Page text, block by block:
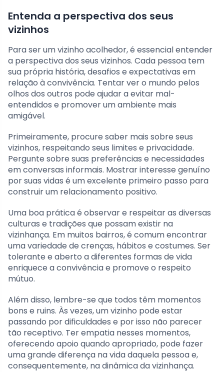
Entenda a perspectiva dos seus
vizinhos
Para ser um vizinho acolhedor, é essencial entender
a perspectiva dos seus vizinhos. Cada pessoa tem
sua própria história, desafios e expectativas em
relação à convivência. Tentar ver o mundo pelos
olhos dos outros pode ajudar a evitar mal-
entendidos e promover um ambiente mais
amigável.
Primeiramente, procure saber mais sobre seus
vizinhos, respeitando seus limites e privacidade.
Pergunte sobre suas preferências e necessidades
em conversas informais. Mostrar interesse genuíno
por suas vidas é um excelente primeiro passo para
construir um relacionamento positivo.
Uma boa prática é observar e respeitar as diversas
culturas e tradições que possam existir na
vizinhança. Em muitos bairros, é comum encontrar
uma variedade de crenças, hábitos e costumes. Ser
tolerante e aberto a diferentes formas de vida
enriquece a convivência e promove o respeito
mútuo.
Além disso, lembre-se que todos têm momentos
bons e ruins. Às vezes, um vizinho pode estar
passando por dificuldades e por isso não parecer
tão receptivo. Ter empatia nesses momentos,
oferecendo apoio quando apropriado, pode fazer
uma grande diferença na vida daquela pessoa e,
consequentemente, na dinâmica da vizinhança.